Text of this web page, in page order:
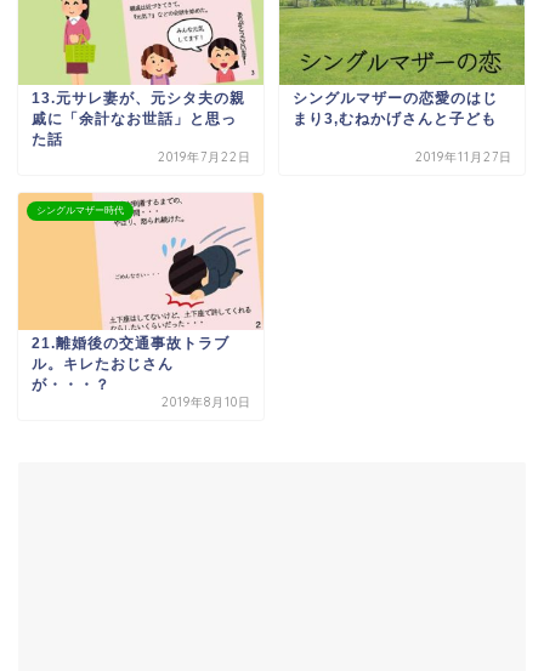
13.元サレ妻が、元シタ夫の親
戚に「余計なお世話」と思っ
た話
2019年7月22日
シングルマザーの恋愛のはじ
まり3,むねかげさんと子ども
2019年11月27日
シングルマザー時代
21.離婚後の交通事故トラブ
ル。キレたおじさん
が・・・？
2019年8月10日